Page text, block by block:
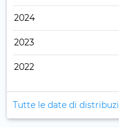
2024
2023
2022
Tutte le date di